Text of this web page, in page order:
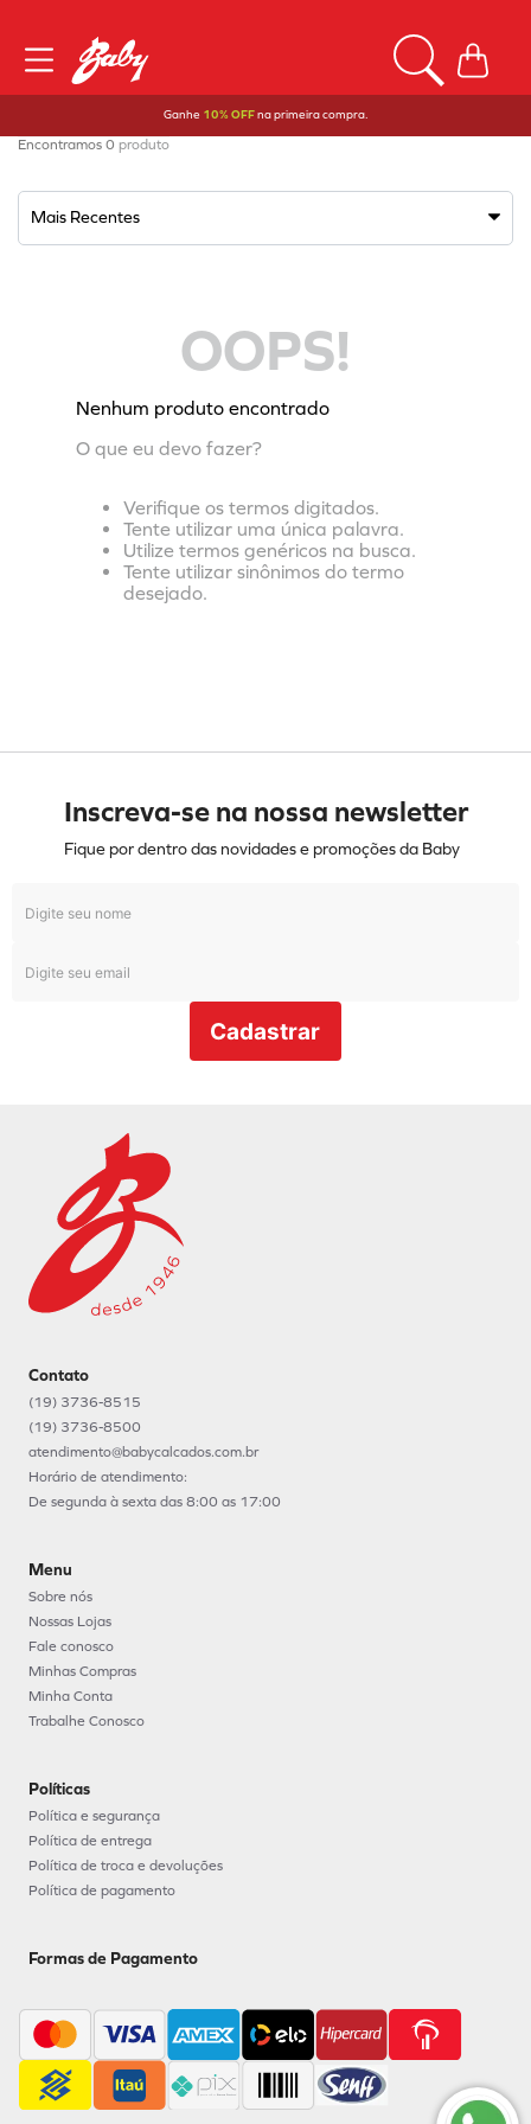
Ganhe 10% OFFna primeira compra.
0 produto
Mais Recentes
OOPS!
Nenhum produto encontrado
O que eu devo fazer?
Verifique os termos digitados.
Tente utilizar uma única palavra.
Utilize termos genéricos na busca.
Tente utilizar sinônimos do termo
desejado.
Inscreva-se na nossa newsletter
Fique por dentro das novidades e promoções da Baby
Cadastrar
Contato
(19) 3736-8515
(19) 3736-8500
atendimento@babycalcados.com.br
Horário de atendimento:
De segunda à sexta das 8:00 as 17:00
Menu
Sobre nós
Nossas Lojas
Fale conosco
Minhas Compras
Minha Conta
Trabalhe Conosco
Políticas
Política e segurança
Política de entrega
Política de troca e devoluções
Política de pagamento
Formas de Pagamento